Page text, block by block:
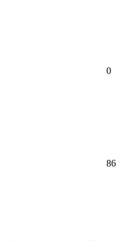
0
86